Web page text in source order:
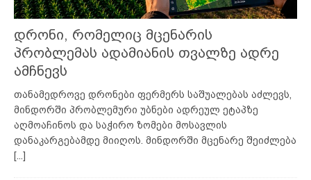
დრონი, რომელიც მცენარის
პრობლემას ადამიანის თვალზე ადრე
ამჩნევს
თანამედროვე დრონები ფერმერს საშუალებას აძლევს,
მინდორში პრობლემური უბნები ადრეულ ეტაპზე
აღმოაჩინოს და საჭირო ზომები მოსავლის
დანაკარგებამდე მიიღოს. მინდორში მცენარე შეიძლება
[...]